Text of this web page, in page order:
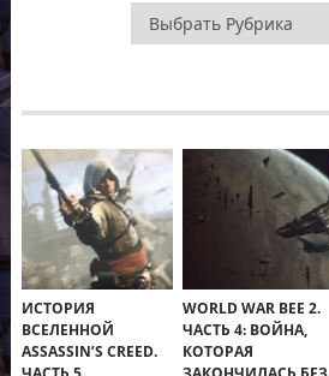
Рубрики
ИСТОРИЯ
ВСЕЛЕННОЙ
ASSASSIN’S CREED.
WORLD WAR BEE 2.
ЧАСТЬ 4: ВОЙНА,
КОТОРАЯ